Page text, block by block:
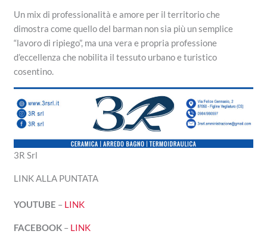
Un mix di professionalità e amore per il territorio che
dimostra come quello del barman non sia più un semplice
“lavoro di ripiego”, ma una vera e propria professione
d’eccellenza che nobilita il tessuto urbano e turistico
cosentino.
3R Srl
LINK ALLA PUNTATA
YOUTUBE – LINK
FACEBOOK – LINK